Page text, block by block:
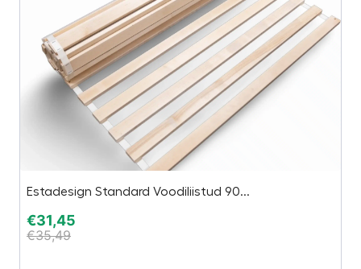
Estadesign Standard Voodiliistud 90...
€31,45
€35,49